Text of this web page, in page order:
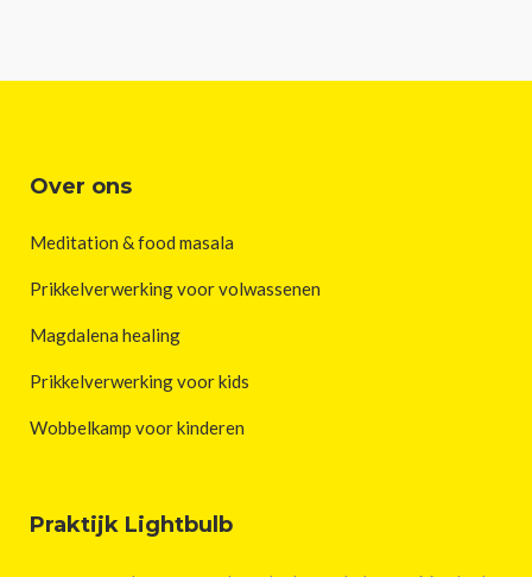
Over ons
Meditation & food masala
Prikkelverwerking voor volwassenen
Magdalena healing
Prikkelverwerking voor kids
Wobbelkamp voor kinderen
Praktijk Lightbulb